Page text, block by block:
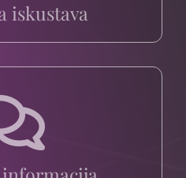
iskustava